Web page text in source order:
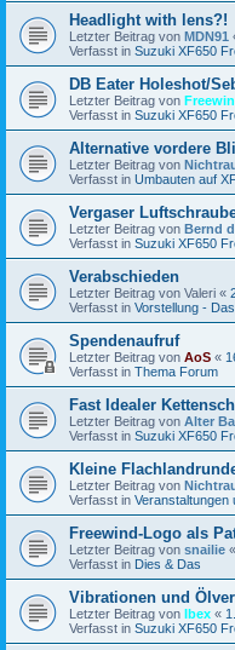
Headlight with lens?!
Letzter Beitrag von MDN91
Verfasst in Suzuki XF650
DB Eater Holeshot/
Letzter Beitrag von
Verfasst in Suzuki XF650
Alternative vordere
Letzter Beitrag von
Verfasst in Umbauten auf
Vergaser
Letzter Beitrag von Bernd
Verfasst in Suzuki XF650
Verabschieden
Letzter Beitrag von Valeri «
Verfasst in Vorstellung - Das
Spendenaufruf
Letzter Beitrag von AoS «
Verfasst in Thema Forum
Fast Idealer
Letzter Beitrag von Alter
Verfasst in Suzuki XF650
Kleine
Letzter Beitrag von
Verfasst in Veranstaltungen
Freewind-Logo als
Letzter Beitrag von snailie «
Verfasst in Dies & Das
Vibrationen und
Letzter Beitrag von Ibex «
Verfasst in Suzuki XF650